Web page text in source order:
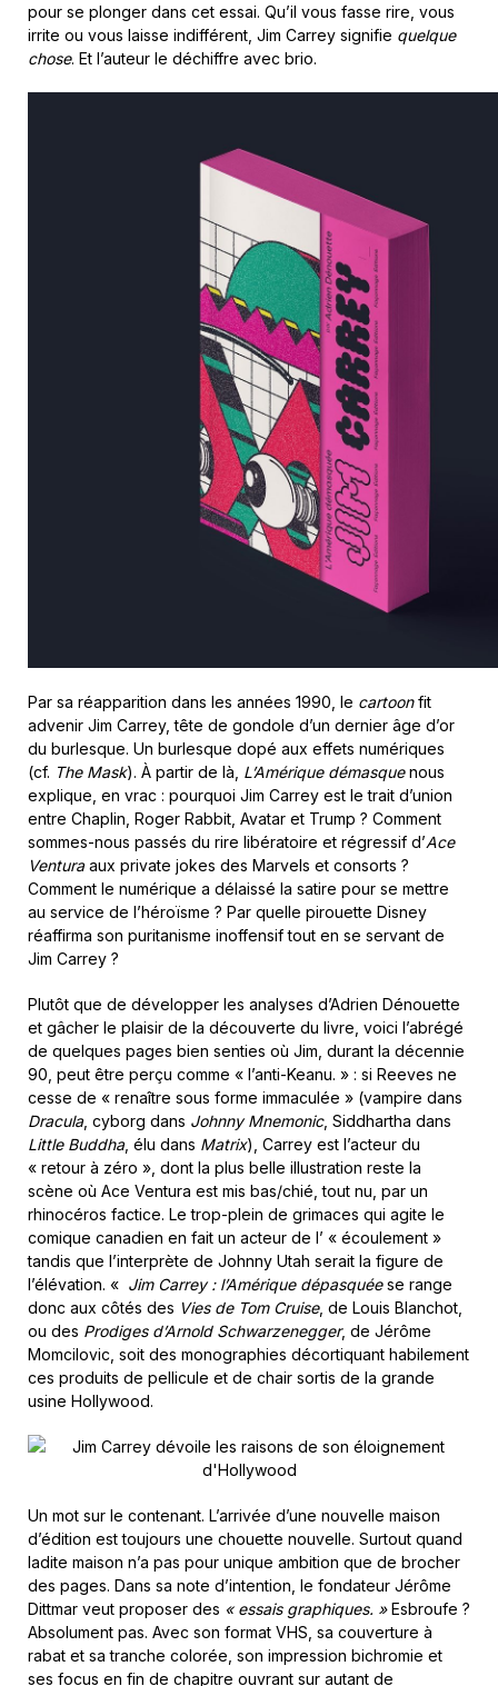
pour se plonger dans cet essai. Qu’il vous fasse rire, vous
irrite ou vous laisse indifférent, Jim Carrey signifie quelque
chose. Et l’auteur le déchiffre avec brio.
Par sa réapparition dans les années 1990, le cartoonfit
advenir Jim Carrey, tête de gondole d’un dernier âge d’or
du burlesque. Un burlesque dopé aux effets numériques
(cf. The Mask). À partir de là, L’Amérique démasquenous
explique, en vrac : pourquoi Jim Carrey est le trait d’union
entre Chaplin, Roger Rabbit, Avatar et Trump ? Comment
sommes-nous passés du rire libératoire et régressif d’Ace
Venturaaux private jokes des Marvels et consorts ?
Comment le numérique a délaissé la satire pour se mettre
au service de l’héroïsme ? Par quelle pirouette Disney
réaffirma son puritanisme inoffensif tout en se servant de
Jim Carrey ?
Plutôt que de développer les analyses d’Adrien Dénouette
et gâcher le plaisir de la découverte du livre, voici l’abrégé
de quelques pages bien senties où Jim, durant la décennie
90, peut être perçu comme « l’anti-Keanu. » : si Reeves ne
cesse de « renaître sous forme immaculée » (vampire dans
Dracula, cyborg dans Johnny Mnemonic, Siddhartha dans
Little Buddha, élu dans Matrix), Carrey est l’acteur du
« retour à zéro », dont la plus belle illustration reste la
scène où Ace Ventura est mis bas/chié, tout nu, par un
rhinocéros factice. Le trop-plein de grimaces qui agite le
comique canadien en fait un acteur de l’ « écoulement »
tandis que l’interprète de Johnny Utah serait la figure de
l’élévation. « Jim Carrey : l’Amérique dépasquéese range
donc aux côtés des Vies de Tom Cruise, de Louis Blanchot,
ou des Prodiges d’Arnold Schwarzenegger, de Jérôme
Momcilovic, soit des monographies décortiquant habilement
ces produits de pellicule et de chair sortis de la grande
usine Hollywood.
Un mot sur le contenant. L’arrivée d’une nouvelle maison
d’édition est toujours une chouette nouvelle. Surtout quand
ladite maison n’a pas pour unique ambition que de brocher
des pages. Dans sa note d’intention, le fondateur Jérôme
Dittmar veut proposer des « essais graphiques. »Esbroufe ?
Absolument pas. Avec son format VHS, sa couverture à
rabat et sa tranche colorée, son impression bichromie et
ses focus en fin de chapitre ouvrant sur autant de